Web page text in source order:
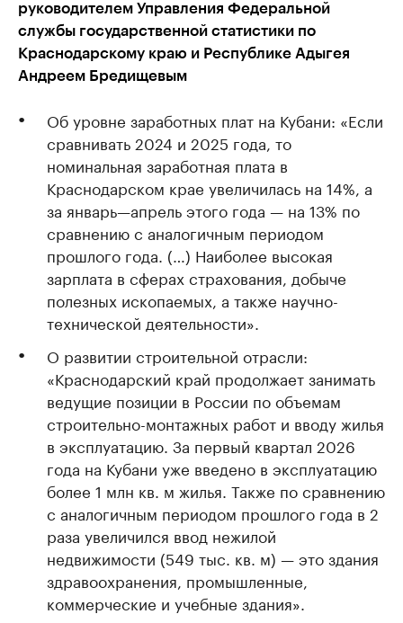
руководителем Управления Федеральной
службы государственной статистики по
Краснодарскому краю и Республике Адыгея
Андреем Бредищевым
Об уровне заработных плат на Кубани: «Если
сравнивать 2024 и 2025 года, то
номинальная заработная плата в
Краснодарском крае увеличилась на 14%, а
за январь—апрель этого года — на 13% по
сравнению с аналогичным периодом
прошлого года. (…) Наиболее высокая
зарплата в сферах страхования, добыче
полезных ископаемых, а также научно-
технической деятельности».
О развитии строительной отрасли:
«Краснодарский край продолжает занимать
ведущие позиции в России по объемам
строительно-монтажных работ и вводу жилья
в эксплуатацию. За первый квартал 2026
года на Кубани уже введено в эксплуатацию
более 1 млн кв. м жилья. Также по сравнению
с аналогичным периодом прошлого года в 2
раза увеличился ввод нежилой
недвижимости (549 тыс. кв. м) — это здания
здравоохранения, промышленные,
коммерческие и учебные здания».